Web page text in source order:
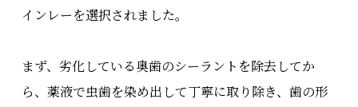
インレーを選択されました。
まず、劣化している奥歯のシーラントを除去してか
ら、薬液で虫歯を染め出して丁寧に取り除き、歯の形